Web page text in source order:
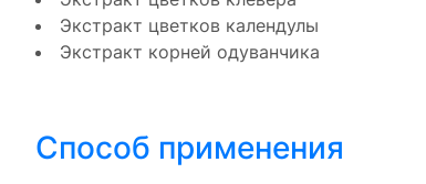
Экстракт цветков календулы
Экстракт корней одуванчика
Способ применения